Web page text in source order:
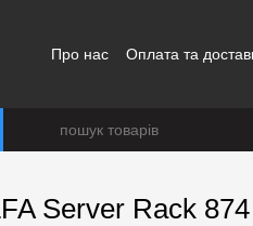
Про нас Оплата та
Server Rack